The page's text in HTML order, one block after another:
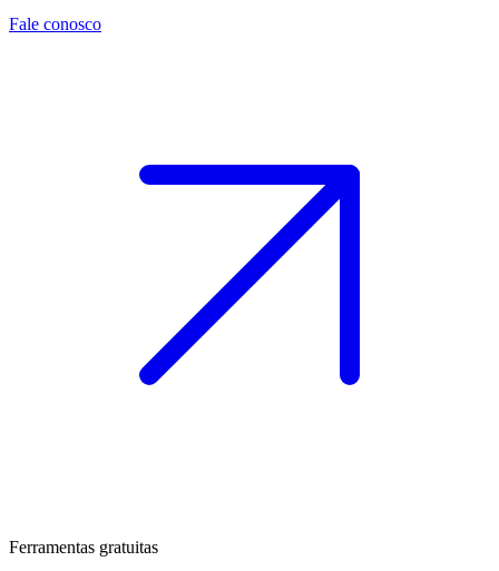
Fale conosco
Ferramentas gratuitas